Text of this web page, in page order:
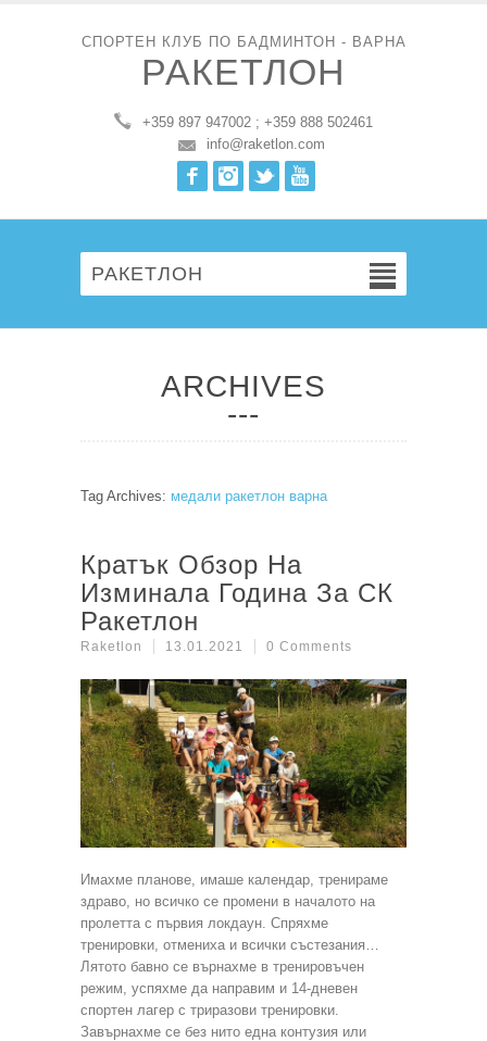
СПОРТЕН КЛУБ ПО БАДМИНТОН - ВАРНА
РАКЕТЛОН
+359 897 947002 ; +359 888 502461
info@raketlon.com
FacebookInstagram
Twitter
РАКЕТЛОН
ARCHIVES
Tag Archives: медали ракетлон варна
Кратък Обзор На
Изминала Година За СК
Ракетлон
Raketlon 13.01.2021 0 Comments
Имахме планове, имаше календар, тренираме
здраво, но всичко се промени в началото на
пролетта с първия локдаун. Спряхме
тренировки, отмениха и всички състезания…
Лятото бавно се върнахме в тренировъчен
режим, успяхме да направим и 14-дневен
спортен лагер с триразови тренировки.
Завърнахме се без нито една контузия или